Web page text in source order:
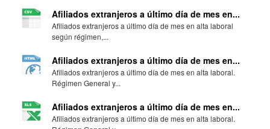
Afiliados extranjeros a último día de mes en...
Afiliados extranjeros a último día de mes en alta laboral
según régimen,...
Afiliados extranjeros a último día de mes en...
Afiliados extranjeros a último día de mes en alta laboral.
Régimen General y...
Afiliados extranjeros a último día de mes en...
Afiliados extranjeros a último día de mes en alta laboral.